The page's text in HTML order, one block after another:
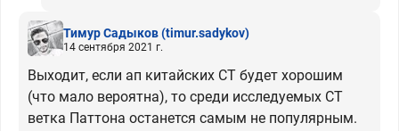
Тимур Садыков(timur.sadykov)
14 сентября 2021 г.
Выходит, если ап китайских СТ будет хорошим
(что мало вероятна), то среди исследуемых СТ
ветка Паттона останется самым не популярным.